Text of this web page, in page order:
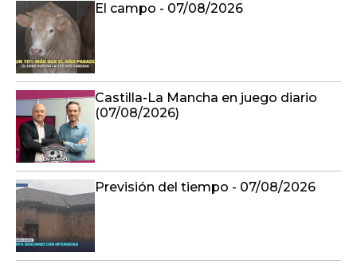
El campo - 07/08/2026
Castilla-La Mancha en juego diario
(07/08/2026)
Previsión del tiempo - 07/08/2026